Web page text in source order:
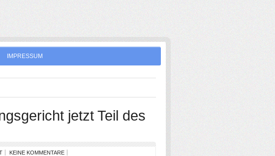
IMPRESSUM
jetzt Teil des
KEINE KOMMENTARE